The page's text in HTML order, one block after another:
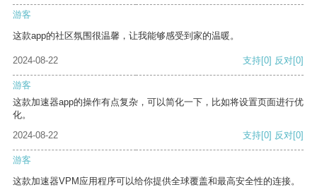
游客
这款app的社区氛围很温馨，让我能够感受到家的温暖。
2024-08-22 支持[0] 反对[0]
游客
这款加速器app的操作有点复杂，可以简化一下，比如将设置页面进行优
化。
2024-08-22
支持[0] 反对[0]
游客
这款加速器VPM应用程序可以给你提供全球覆盖和最高安全性的连接。